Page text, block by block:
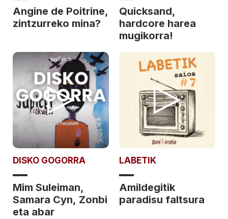
Angine de Poitrine,
zintzurreko mina?
Quicksand,
hardcore harea
mugikorra!
DISKO GOGORRA
Mim Suleiman,
Samara Cyn, Zonbi
eta abar
LABETIK
Amildegitik
paradisu faltsura